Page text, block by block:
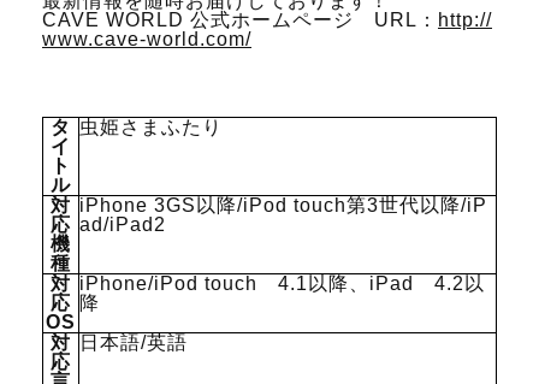
CAVE WORLD 公式ホームページ URL： http://
www.cave-world.com/
タ
イ
ト
ル
虫姫さまふたり
対
応
機
種
iPhone 3GS以降/iPod touch第3世代以降/iP
ad/iPad2
対
応
OS
iPhone/iPod touch 4.1以降、iPad 4.2以
降
対
応
日本語/英語